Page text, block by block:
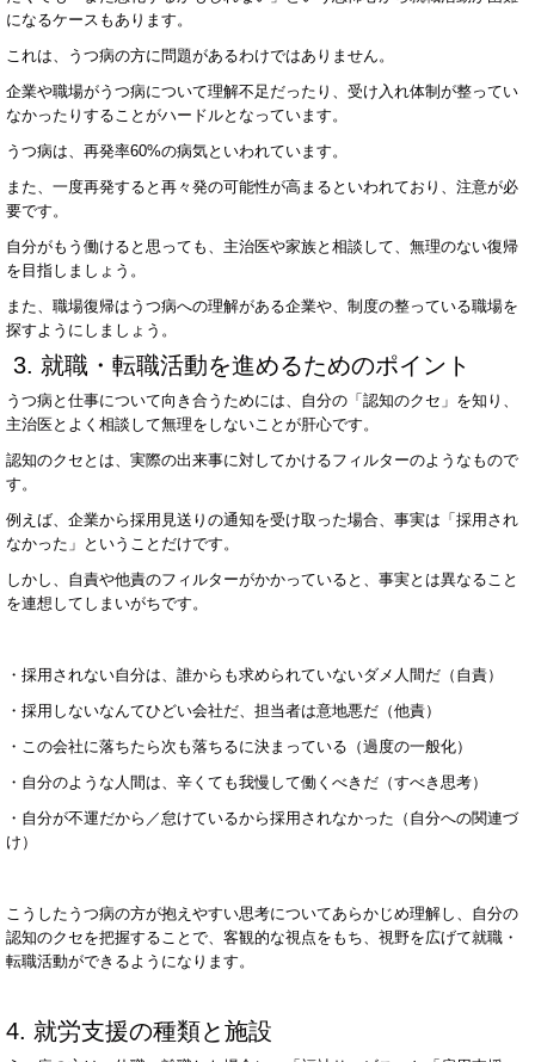
になるケースもあります。
これは、うつ病の方に問題があるわけではありません。
企業や職場がうつ病について理解不足だったり、受け入れ体制が整ってい
なかったりすることがハードルとなっています。
うつ病は、再発率60%の病気といわれています。
また、一度再発すると再々発の可能性が高まるといわれており、注意が必
要です。
自分がもう働けると思っても、主治医や家族と相談して、無理のない復帰
を目指しましょう。
また、職場復帰はうつ病への理解がある企業や、制度の整っている職場を
探すようにしましょう。
3. 就職・転職活動を進めるためのポイント
うつ病と仕事について向き合うためには、自分の「認知のクセ」を知り、
主治医とよく相談して無理をしないことが肝心です。
認知のクセとは、実際の出来事に対してかけるフィルターのようなもので
す。
例えば、企業から採用見送りの通知を受け取った場合、事実は「採用され
なかった」ということだけです。
しかし、自責や他責のフィルターがかかっていると、事実とは異なること
を連想してしまいがちです。
・採用されない自分は、誰からも求められていないダメ人間だ（自責）
・採用しないなんてひどい会社だ、担当者は意地悪だ（他責）
・この会社に落ちたら次も落ちるに決まっている（過度の一般化）
・自分のような人間は、辛くても我慢して働くべきだ（すべき思考）
・自分が不運だから／怠けているから採用されなかった（自分への関連づ
け）
こうしたうつ病の方が抱えやすい思考についてあらかじめ理解し、自分の
認知のクセを把握することで、客観的な視点をもち、視野を広げて就職・
転職活動ができるようになります。
4. 就労支援の種類と施設